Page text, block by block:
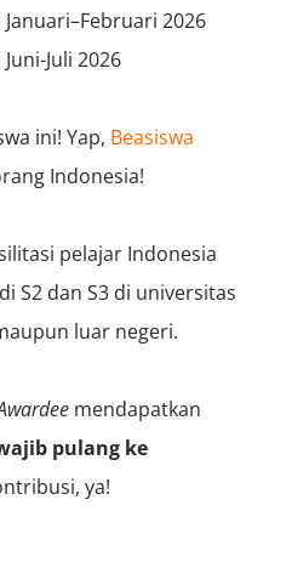
Januari–Februari 2026
Juni-Juli 2026
ini! Yap, Beasiswa
Indonesia!
pelajar Indonesia
S2 dan S3 di universitas
luar negeri.
wardee mendapatkan
pulang ke
ya!